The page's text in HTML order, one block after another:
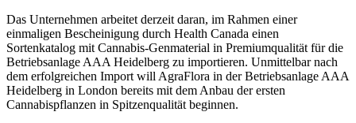
Das Unternehmen arbeitet derzeit daran, im Rahmen einer
einmaligen Bescheinigung durch Health Canada einen
Sortenkatalog mit Cannabis-Genmaterial in Premiumqualität für die
Betriebsanlage AAA Heidelberg zu importieren. Unmittelbar nach
dem erfolgreichen Import will AgraFlora in der Betriebsanlage AAA
Heidelberg in London bereits mit dem Anbau der ersten
Cannabispflanzen in Spitzenqualität beginnen.